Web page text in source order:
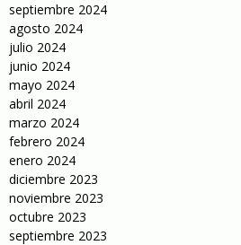
septiembre 2024
agosto 2024
julio 2024
junio 2024
mayo 2024
abril 2024
marzo 2024
febrero 2024
enero 2024
diciembre 2023
noviembre 2023
octubre 2023
septiembre 2023